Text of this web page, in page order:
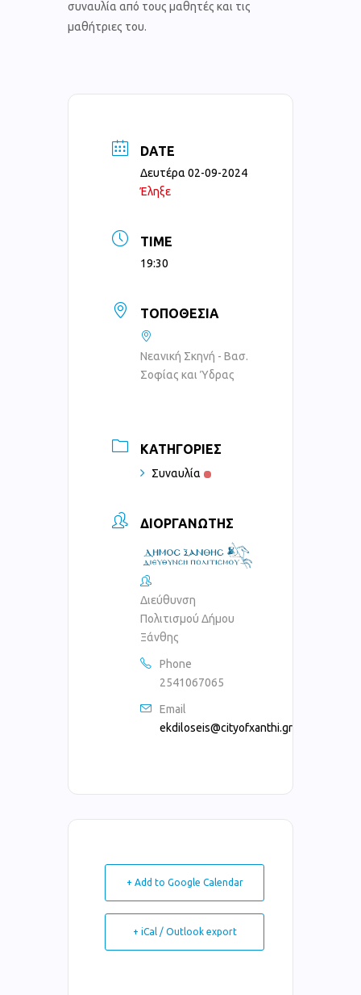
συναυλία από τους μαθητές και τις
μαθήτριες του.
DATE
Δευτέρα 02-09-2024
Έληξε
TIME
19:30
ΤΟΠΟΘΕΣΊΑ
Νεανική Σκηνή - Βασ.
Σοφίας και Ύδρας
ΚΑΤΗΓΟΡΊΕΣ
Συναυλία
ΔΙΟΡΓΑΝΩΤΉΣ
Διεύθυνση
Πολιτισμού Δήμου
Ξάνθης
Phone
2541067065
Email
ekdiloseis@cityofxanthi.gr
+ Add to Google Calendar
+ iCal / Outlook export